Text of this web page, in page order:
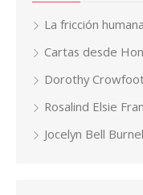
La fricción
Cartas desde
Dorothy
Rosalind Elsie
Jocelyn Bell